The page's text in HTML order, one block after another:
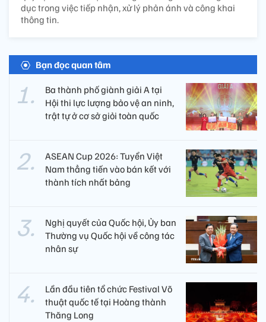
dục trong việc tiếp nhận, xử lý phản ánh và công khai
thông tin.
Bạn đọc quan tâm
Ba thành phố giành giải A tại
Hội thi lực lượng bảo vệ an ninh,
trật tự ở cơ sở giỏi toàn quốc
ASEAN Cup 2026: Tuyển Việt
Nam thẳng tiến vào bán kết với
thành tích nhất bảng
Nghị quyết của Quốc hội, Ủy ban
Thường vụ Quốc hội về công tác
nhân sự
Lần đầu tiên tổ chức Festival Võ
thuật quốc tế tại Hoàng thành
Thăng Long